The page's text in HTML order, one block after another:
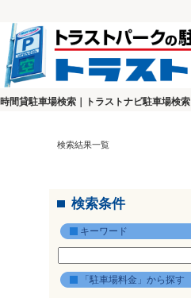
時間貸駐車場検索｜トラストナビ駐車場検索
検索結果一覧
検索条件
キーワード
「駐車場料金」から探す